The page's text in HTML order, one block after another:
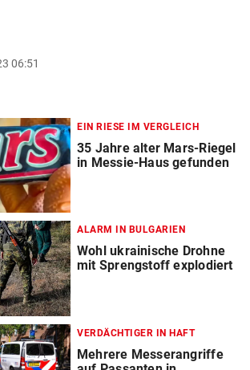
06:51
EIN RIESE IM VERGLEICH
35 Jahre alter Mars-Riegel
in Messie-Haus gefunden
ALARM IN BULGARIEN
Wohl ukrainische Drohne
mit Sprengstoff explodiert
VERDÄCHTIGER IN HAFT
Mehrere Messerangriffe